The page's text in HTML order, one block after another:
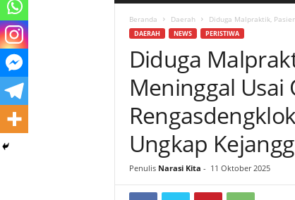
Beranda Daerah Diduga Malpraktik,
DAERAH NEWS PERISTIWA
Diduga
Meninggal Usai
Ungkap
Penulis Narasi Kita - 11 Oktober 2025